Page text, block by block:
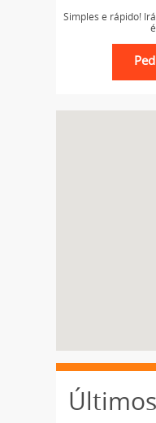
Simples e rápido!